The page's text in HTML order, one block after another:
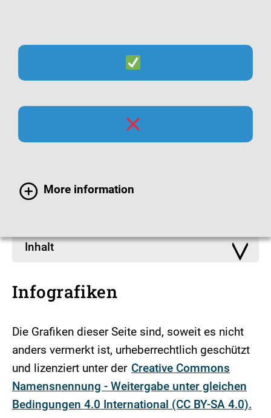
More information
Infomaterialien zu
Atemwegsinfektionen
Inhalt
Infografiken
Die Grafiken dieser Seite sind, soweit es nicht
anders vermerkt ist, urheberrechtlich geschützt
und lizenziert unter der Creative Commons
Namensnennung - Weitergabe unter gleichen
Bedingungen 4.0 International (CC BY-SA 4.0).